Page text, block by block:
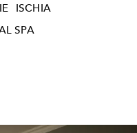
ISCHIA
SPA